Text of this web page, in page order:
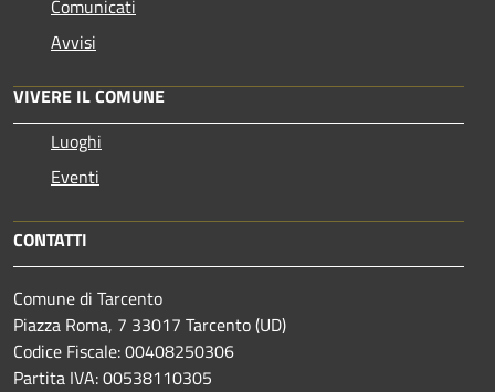
Comunicati
Avvisi
VIVERE IL COMUNE
Luoghi
Eventi
CONTATTI
Comune di Tarcento
Piazza Roma, 7 33017 Tarcento (UD)
Codice Fiscale: 00408250306
Partita IVA: 00538110305